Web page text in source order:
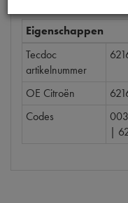
Eigenschappen
Tecdoc
artikelnummer
OE Citroën
Codes
|